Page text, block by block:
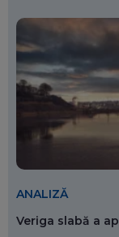
ANALIZĂ
Veriga slabă a